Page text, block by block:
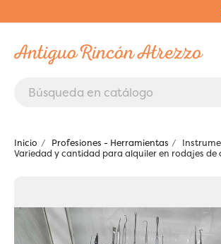
Inicio Profesiones - Herramientas
Variedad y cantidad para alquiler en rodajes de